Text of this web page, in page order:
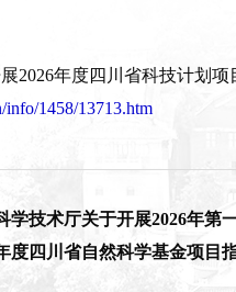
2026年度四川省科技计划
info/1458/13713.htm
学技术厅关于开展2026年
度四川省自然科学基金项目